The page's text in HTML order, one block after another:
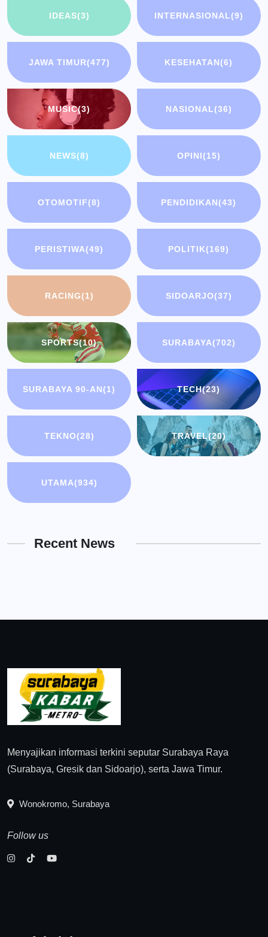
IDEAS(3) INTERNASIONAL(9)
JAWA TIMUR(477) KESEHATAN(6)
MUSIC(3) NASIONAL(36)
NEWS(8) OPINI(15)
OTOMOTIF(8) PENDIDIKAN(43)
PERISTIWA(49) POLITIK(169)
RACING(1) SIDOARJO(37)
SPORTS(10) SURABAYA(702)
SURABAYA 90-AN(1) TECH(23)
TEKNO(28) TRAVEL(20)
UTAMA(934)
Recent News
Menyajikan informasi terkini seputar Surabaya Raya
(Surabaya, Gresik dan Sidoarjo), serta Jawa Timur.
Wonokromo, Surabaya
Follow us